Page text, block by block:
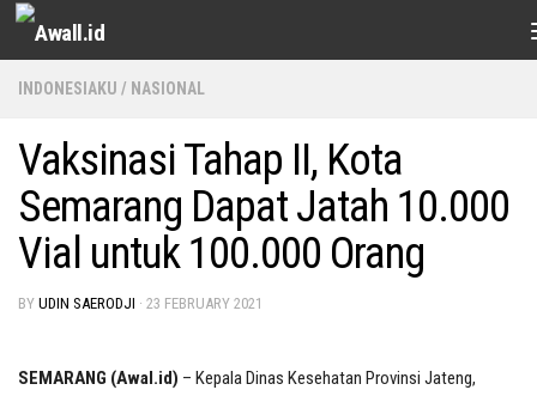
Skip to content
INDONESIAKU / NASIONAL
Vaksinasi Tahap II, Kota
Semarang Dapat Jatah 10.000
Vial untuk 100.000 Orang
BY UDIN SAERODJI · 23 FEBRUARY 2021
SEMARANG (Awal.id) – Kepala Dinas Kesehatan Provinsi Jateng,